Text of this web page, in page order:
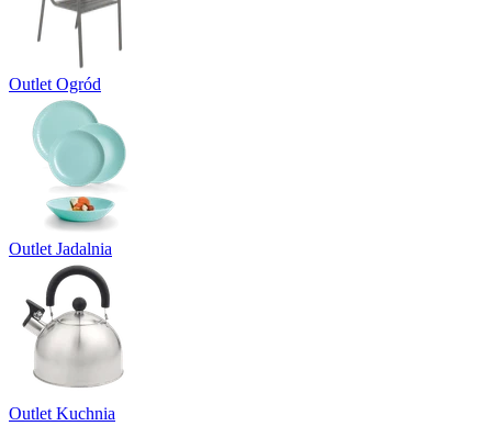
Outlet Ogród
Outlet Jadalnia
Outlet Kuchnia